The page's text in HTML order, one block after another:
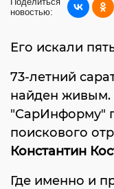
новостью:
Его искали
73-летний
найден
"СарИнформу"
поискового
Константин
Где именно и